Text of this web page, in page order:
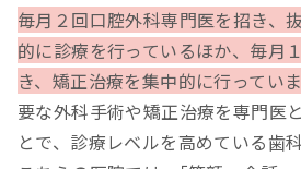
毎月２回口腔外科専門医を招き、
的に診療を行っているほか、毎月
き、矯正治療を集中的に行っていま
要な外科手術や矯正治療を専門医
とで、診療レベルを高めている歯科